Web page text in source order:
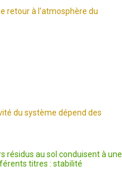
retour à l'atmosphère du
du système dépend des
résidus au sol conduisent à une
titres : stabilité